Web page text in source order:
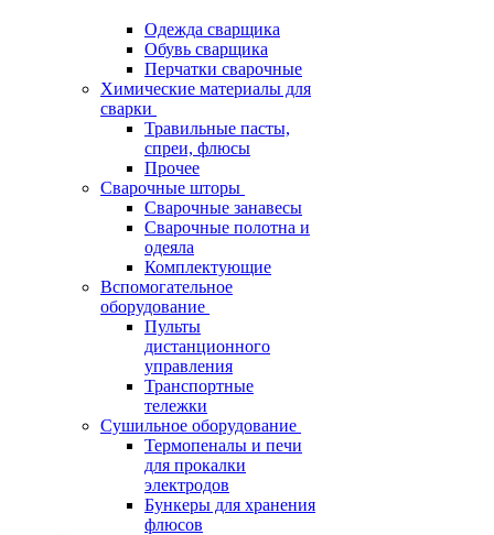
Одежда сварщика
Обувь сварщика
Перчатки сварочные
Химические материалы для
сварки
Травильные пасты,
спреи, флюсы
Прочее
Сварочные шторы
Сварочные занавесы
Сварочные полотна и
одеяла
Комплектующие
Вспомогательное
оборудование
Пульты
дистанционного
управления
Транспортные
тележки
Сушильное оборудование
Термопеналы и печи
для прокалки
электродов
Бункеры для хранения
флюсов